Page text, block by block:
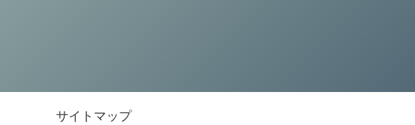
サイトマップ